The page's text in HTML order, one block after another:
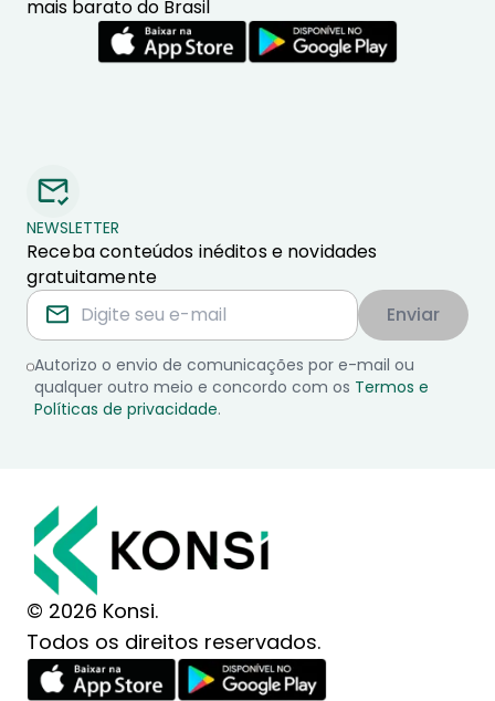
mais barato do Brasil
NEWSLETTER
Receba conteúdos inéditos e novidades
gratuitamente
Enviar
Autorizo o envio de comunicações por e-mail ou
qualquer outro meio e concordo com os Termos e
Políticas de privacidade.
© 2026 Konsi.
Todos os direitos reservados.